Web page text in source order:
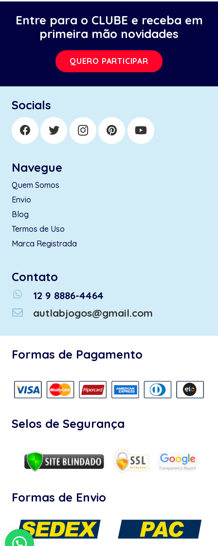
Entre para o CLUBE e receba em
primeira mão novidades
QUERO PARTICIPAR
Socials
Navegue
Quem Somos
Envio
Blog
Termos de Uso
Marca Registrada
Contato
whatsapp
12 9 8886-4464
autlabjogos@gmail.com
Formas de Pagamento
Selos de Segurança
Formas de Envio